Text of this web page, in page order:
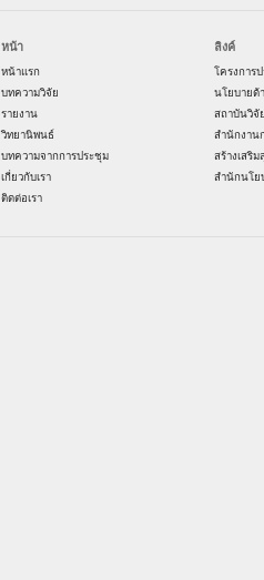
หน้า
หน้าแรก
บทความวิจัย
รายงาน
วิทยานิพนธ์
บทความจากการประชุม
เกี่ยวกับเรา
ติดต่อเรา
ลิงค์
โครงการ
นโยบายด้
สถาบันวิจั
สำนักงาน
สร้างเสริ
สำนักนโย